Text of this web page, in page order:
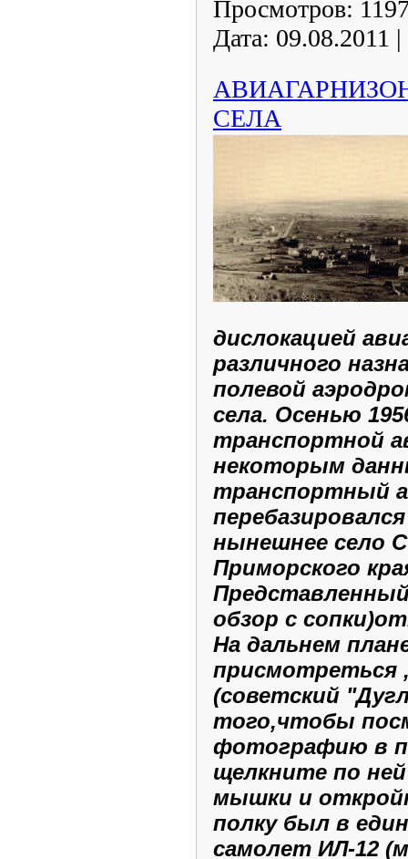
Просмотров:
Дата: 09.08.2011 |
СЕЛА
дислокацией
различного
полевой
села. Осенью
транспортной
некоторым
транспортный
нынешнее село
Приморского
обзор с
На дальнем
присмотреться
(советский
того,чтобы
фотографию в
щелкните по
мышки и
полку был в
самолет ИЛ-12